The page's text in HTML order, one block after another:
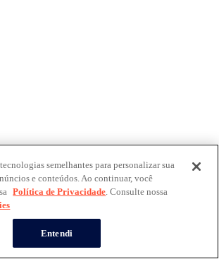
semelhantes para personalizar sua
e conteúdos. Ao continuar, você
Política de Privacidade. Consulte nossa
Entendi